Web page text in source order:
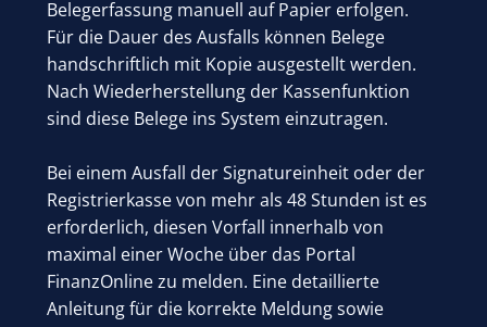
Belegerfassung manuell auf Papier erfolgen.
Für die Dauer des Ausfalls können Belege
handschriftlich mit Kopie ausgestellt werden.
Nach Wiederherstellung der Kassenfunktion
sind diese Belege ins System einzutragen.
Bei einem Ausfall der Signatureinheit oder der
Registrierkasse von mehr als 48 Stunden ist es
erforderlich, diesen Vorfall innerhalb von
maximal einer Woche über das Portal
FinanzOnline zu melden. Eine detaillierte
Anleitung für die korrekte Meldung sowie